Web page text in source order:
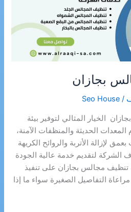
بجازان
/
Seo House
الخيار المثالي لتوفير بيئة
الحديثة والمنظفات الآمنة،
لإزالة الأتربة والروائح الكريهة
الشركة لتقديم خدمة عالية الجودة
مجالس بجازان على تنفيذ
التفاصيل الصغيرة سواء ما إذا